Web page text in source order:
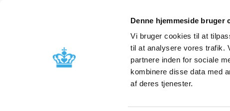
Denne hjemmeside bruger
Vi bruger cookies til at
til at analysere vores trafik.
partnere inden for sociale
kombinere disse data med
af deres tjenester.
Godkendelse og
Bivirkninger